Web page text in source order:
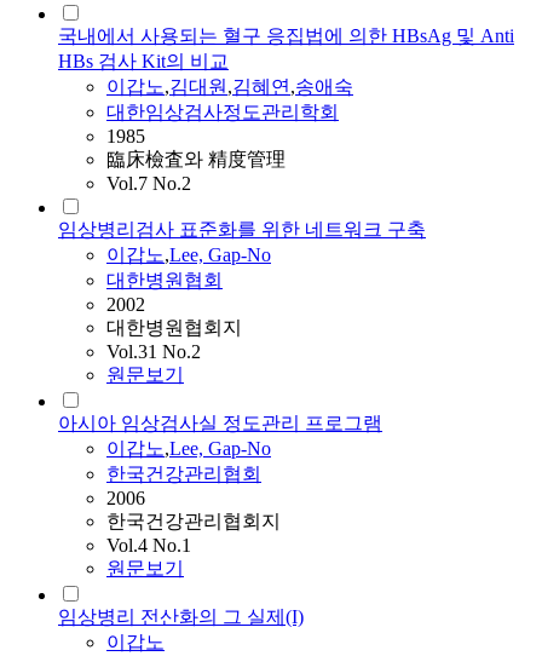
국내에서 사용되는 혈구 응집법에 의한 HBsAg 및 Anti
HBs 검사 Kit의 비교
이갑노,김대원,김혜연,송애숙
대한임상검사정도관리학회
1985
臨床檢査와 精度管理
Vol.7 No.2
임상병리검사 표준화를 위한 네트워크 구축
이갑노,Lee, Gap-No
대한병원협회
2002
대한병원협회지
Vol.31 No.2
원문보기
아시아 임상검사실 정도관리 프로그램
이갑노,Lee, Gap-No
한국건강관리협회
2006
한국건강관리협회지
Vol.4 No.1
원문보기
임상병리 전산화의 그 실제(I)
이갑노